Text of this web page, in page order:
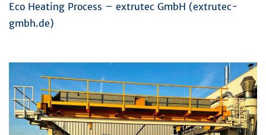
Eco Heating Process – extrutec GmbH (extrutec-
gmbh.de)